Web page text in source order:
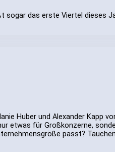
das erste Viertel dieses
Huber und Alexander Kapp
etwas für Großkonzerne,
passt?